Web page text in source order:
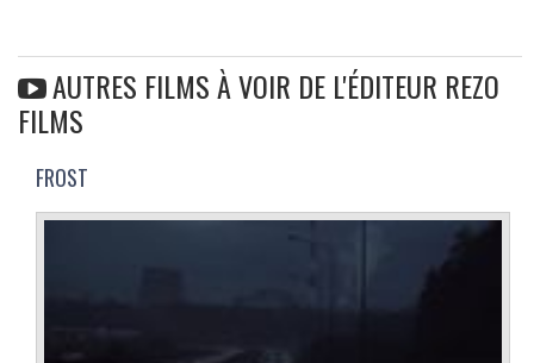
AUTRES FILMS À VOIR DE L'ÉDITEUR REZO
FILMS
FROST